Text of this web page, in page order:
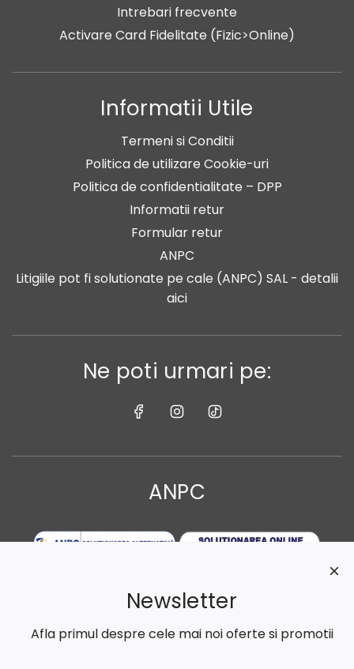
Intrebari frecvente
Activare Card Fidelitate (Fizic>Online)
Informatii Utile
Termeni si Conditii
Politica de utilizare Cookie-uri
Politica de confidentialitate – DPP
Informatii retur
Formular retur
ANPC
Litigiile pot fi solutionate pe cale (ANPC) SAL - detalii
aici
Ne poti urmari pe:
ANPC
Newsletter
Afla primul despre cele mai noi oferte si promotii